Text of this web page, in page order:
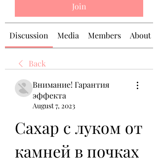
Join
Discussion Media Members About
Back
Внимание! Гарантия
эффекта
August 7, 2023
Сахар с луком от
камней в почках